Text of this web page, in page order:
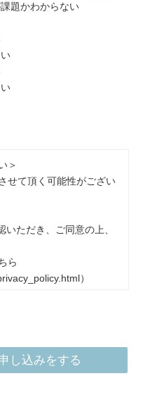
題かわからない
＞
せて頂く可能性がござい
ただき、ご同意の上、
ら
）
ましては、厳正な管理の
ラウドシリーズ（以下
る新たな商品、サービス
利用させていただきま